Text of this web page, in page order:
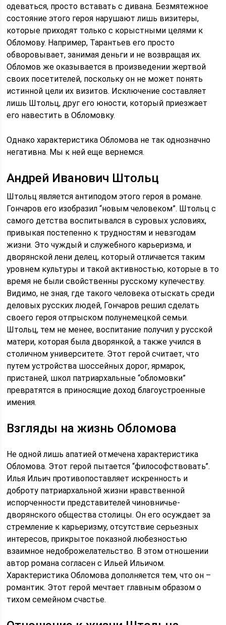
одеваться, просто вставать с дивана. Безмятежное
состояние этого героя нарушают лишь визитеры,
которые приходят только с корыстными целями к
Обломову. Например, Тарантьев его просто
обворовывает, занимая деньги и не возвращая их.
Обломов же оказывается в произведении жертвой
своих посетителей, поскольку он не может понять
истинной цели их визитов. Исключение составляет
лишь Штольц, друг его юности, который приезжает
его навестить в Обломовку.
Однако характеристика Обломова не так однозначно
негативна. Мы к ней еще вернемся.
Андрей Иванович Штольц
Штольц является антиподом этого героя в романе.
Гончаров его изобразил “новым человеком”. Штольц с
самого детства воспитывался в суровых условиях,
привыкая постепенно к трудностям и невзгодам
жизни. Это чуждый и служебного карьеризма, и
дворянской лени делец, который отличается таким
уровнем культуры и такой активностью, которые в то
время не были свойственны русскому купечеству.
Видимо, не зная, где такого человека отыскать среди
деловых русских людей, Гончаров решил сделать
своего героя отпрыском полунемецкой семьи.
Штольц, тем не менее, воспитание получил у русской
матери, которая была дворянкой, а также учился в
столичном университете. Этот герой считает, что
путем устройства шоссейных дорог, ярмарок,
пристаней, школ патриархальные “обломовки”
превратятся в приносящие доход благоустроенные
имения.
Взгляды на жизнь Обломова
Не одной лишь апатией отмечена характеристика
Обломова. Этот герой пытается “философствовать”.
Илья Ильич противопоставляет искренность и
доброту патриархальной жизни нравственной
испорченности представителей чиновничье-
дворянского общества столицы. Он его осуждает за
стремление к карьеризму, отсутствие серьезных
интересов, прикрытое показной любезностью
взаимное недоброжелательство. В этом отношении
автор романа согласен с Ильей Ильичом.
Характеристика Обломова дополняется тем, что он –
романтик. Этот герой мечтает главным образом о
тихом семейном счастье.